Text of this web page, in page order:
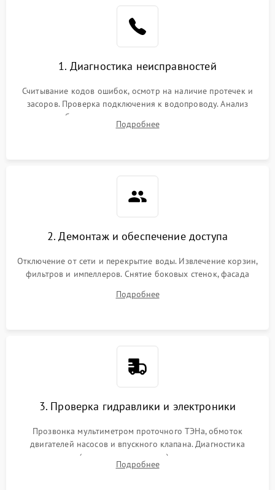
1. Диагностика неисправностей
Считывание кодов ошибок, осмотр на наличие протечек и
засоров. Проверка подключения к водопроводу. Анализ
жалоб на отсутствие слива, нагрева, вращения
разбрызгивателей или срабатывание системы защиты
Подробнее
2. Демонтаж и обеспечение доступа
Отключение от сети и перекрытие воды. Извлечение корзин,
фильтров и импеллеров. Снятие боковых стенок, фасада
циркуляционному насосу, ТЭНу и сливной помпе.
Подробнее
3. Проверка гидравлики и электроники
Прозвонка мультиметром проточного ТЭНа, обмоток
двигателей насосов и впускного клапана. Диагностика
прессостата (датчика уровня воды), датчика мутности,
концевика дверцы и электронного модуля управления.
Подробнее